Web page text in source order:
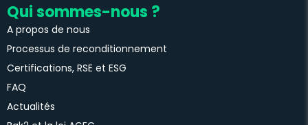
Qui sommes-nous ?
A propos de nous
Processus de reconditionnement
Certifications, RSE et ESG
FAQ
Actualités